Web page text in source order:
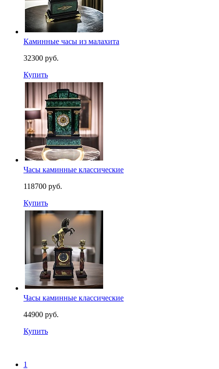
Каминные часы из малахита
32300 руб.
Купить
Часы каминные классические
118700 руб.
Купить
Часы каминные классические
44900 руб.
Купить
1